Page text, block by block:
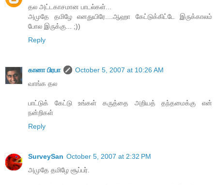
தல அட்டகாசமான பாடல்கள்...
அமுதே தமிழே எனதுயிரே....ஆஹா கேட்டுக்கிட்டே இருக்காலம்
போல இருக்கு... ;))
Reply
கானா பிரபா
October 5, 2007 at 10:26 AM
வாங்க தல
பாட்டுக் கேட்டு உங்கள் கருத்தை அறியத் தந்தமைக்கு என்
நன்றிகள்
Reply
SurveySan October 5, 2007 at 2:32 PM
அமுதே தமிழே சூப்பர்.